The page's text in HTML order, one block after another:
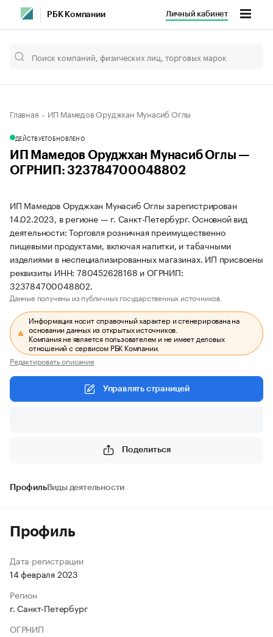
РБК Компании Личный кабинет
Главная ИП Мамедов Оруджхан Мунасиб Оглы
ДЕЙСТВУЕТОБНОВЛЕНО
ИП Мамедов Оруджхан Мунасиб Оглы —
ОГРНИП: 323784700048802
ИП Мамедов Оруджхан Мунасиб Оглы зарегистрирован
14.02.2023, в регионе — г. Санкт-Петербург. Основной вид
деятельности: Торговля розничная преимущественно
пищевыми продуктами, включая напитки, и табачными
изделиями в неспециализированных магазинах. ИП присвоены
реквизиты ИНН: 780452628168 и ОГРНИП:
323784700048802.
Данные получены из публичных государственных источников.
Информация носит справочный характер и сгенерирована на
основании данных из открытых источников.
Компания не является пользователем и не имеет деловых
отношений с сервисом РБК Компании.
Редактировать описание
Управлять страницей
Поделиться
ПрофильВиды деятельности
Профиль
Дата регистрации
14 февраля 2023
Регион
г. Санкт-Петербург
ОГРНИП